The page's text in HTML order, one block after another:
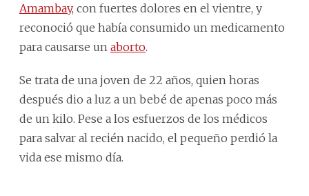
Amambay, con fuertes dolores en el vientre, y
reconoció que había consumido un medicamento
para causarse un aborto.
Se trata de una joven de 22 años, quien horas
después dio a luz a un bebé de apenas poco más
de un kilo. Pese a los esfuerzos de los médicos
para salvar al recién nacido, el pequeño perdió la
vida ese mismo día.